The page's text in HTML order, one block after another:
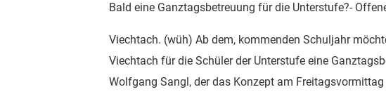
Bald eine Ganztagsbetreuung für die Unterstufe?-
Viechtach. (wüh) Ab dem, kommenden Schuljahr
Viechtach für die Schüler der Unterstufe eine
Wolfgang Sangl, der das Konzept am